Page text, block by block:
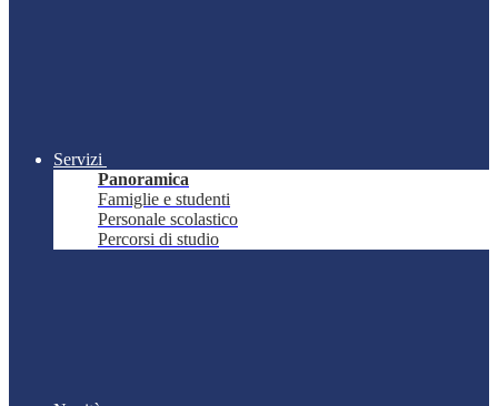
Servizi
Panoramica
Famiglie e studenti
Personale scolastico
Percorsi di studio